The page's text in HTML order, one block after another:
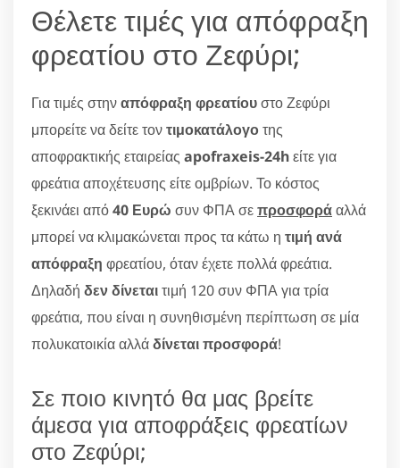
Θέλετε τιμές για απόφραξη
φρεατίου στο Ζεφύρι;
Για τιμές στηναπόφραξη φρεατίουστο Ζεφύρι
μπορείτε να δείτε τοντιμοκατάλογοτης
αποφρακτικής εταιρείας apofraxeis-24hείτε για
φρεάτια αποχέτευσης είτε ομβρίων. Το κόστος
ξεκινάει από40 Ευρώ συν ΦΠΑ σεπροσφοράαλλά
μπορεί να κλιμακώνεται προς τα κάτω η τιμή ανά
απόφραξη φρεατίου, όταν έχετε πολλά φρεάτια.
Δηλαδή δεν δίνεταιτιμή 120 συν ΦΠΑ για τρία
φρεάτια, που είναι η συνηθισμένη περίπτωση σε μία
πολυκατοικία αλλάδίνεται προσφορά!
Σε ποιο κινητό θα μας βρείτε
άμεσα για αποφράξεις φρεατίων
στο Ζεφύρι;